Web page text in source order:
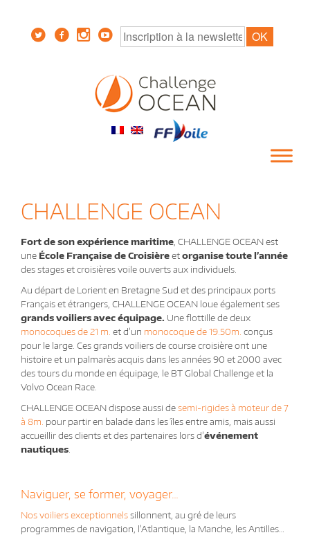
CHALLENGE OCEAN
Fort de son expérience maritime , CHALLENGE OCEAN est
une École Française de Croisièreetorganise toute l’année
des stages et croisières voile ouverts aux individuels.
Au départ de Lorient en Bretagne Sud et des principaux ports
Français et étrangers, CHALLENGE OCEAN loue également ses
grands voiliers avec équipage. Une flottille de deux
monocoques de 21 m. et d’un monocoque de 19.50m. conçus
pour le large. Ces grands voiliers de course croisière ont une
histoire et un palmarès acquis dans les années 90 et 2000 avec
des tours du monde en équipage, le BT Global Challenge et la
Volvo Ocean Race.
CHALLENGE OCEANdispose aussi desemi-rigides à moteur de 7
à 8m. pour partir en balade dans les îles entre amis, mais aussi
accueillir des clients et des partenaires lors d’événement
nautiques
Naviguer, se former, voyager…
Nos voiliers exceptionnelssillonnent, au gré de leurs
programmes de navigation, l’Atlantique, la Manche, les Antilles…